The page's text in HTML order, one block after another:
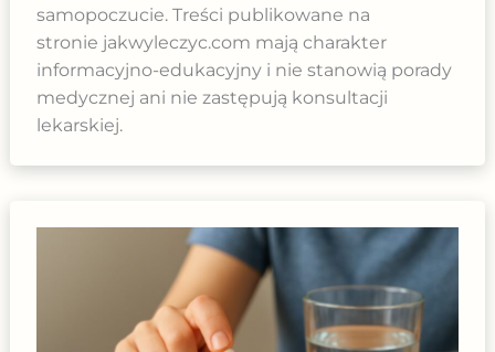
samopoczucie. Treści publikowane na
stronie jakwyleczyc.com mają charakter
informacyjno-edukacyjny i nie stanowią porady
medycznej ani nie zastępują konsultacji
lekarskiej.